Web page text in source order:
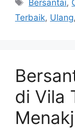
Bersantai,
Terbaik, Ulang,
di Vila